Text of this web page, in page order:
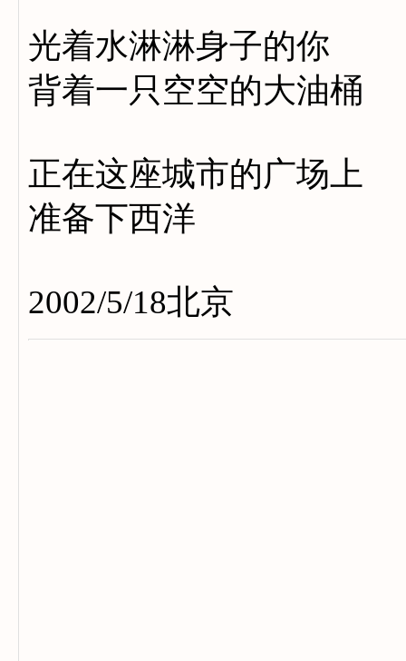
光着水淋淋身子的你
背着一只空空的大油桶
正在这座城市的广场上
准备下西洋
2002/5/18北京